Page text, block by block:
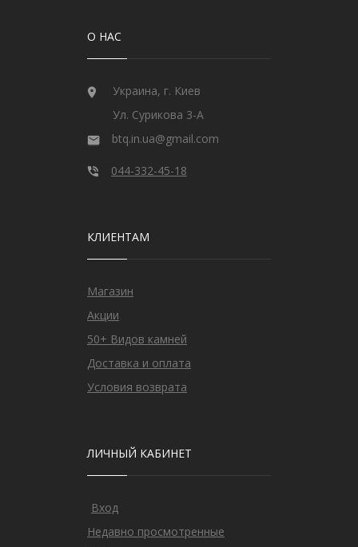
О НАС
Украина, г. Киев
Ул. Сурикова 3-А
btq.in.ua@gmail.com
044-332-45-18
КЛИЕНТАМ
Магазин
Акции
50+ Видов камней
Доставка и оплата
Условия возврата
ЛИЧНЫЙ КАБИНЕТ
Вход
Недавно просмотренные